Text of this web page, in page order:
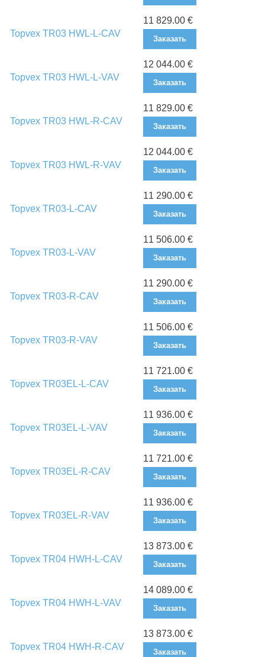
Topvex TR03 HWL-L-CAV
11 829.00 €
Заказать
Topvex TR03 HWL-L-VAV
12 044.00 €
Заказать
Topvex TR03 HWL-R-CAV
11 829.00 €
Заказать
Topvex TR03 HWL-R-VAV
12 044.00 €
Заказать
Topvex TR03-L-CAV
11 290.00 €
Заказать
Topvex TR03-L-VAV
11 506.00 €
Заказать
Topvex TR03-R-CAV
11 290.00 €
Заказать
Topvex TR03-R-VAV
11 506.00 €
Заказать
Topvex TR03EL-L-CAV
11 721.00 €
Заказать
Topvex TR03EL-L-VAV
11 936.00 €
Заказать
Topvex TR03EL-R-CAV
11 721.00 €
Заказать
Topvex TR03EL-R-VAV
11 936.00 €
Заказать
Topvex TR04 HWH-L-CAV
13 873.00 €
Заказать
Topvex TR04 HWH-L-VAV
14 089.00 €
Заказать
Topvex TR04 HWH-R-CAV
13 873.00 €
Заказать